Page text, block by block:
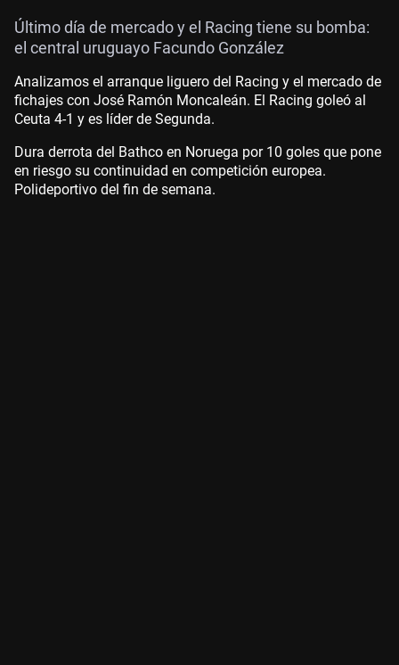
Último día de mercado y el Racing tiene su bomba:
el central uruguayo Facundo González
Analizamos el arranque liguero del Racing y el mercado de
fichajes con José Ramón Moncaleán. El Racing goleó al
Ceuta 4-1 y es líder de Segunda.
Dura derrota del Bathco en Noruega por 10 goles que pone
en riesgo su continuidad en competición europea.
Polideportivo del fin de semana.